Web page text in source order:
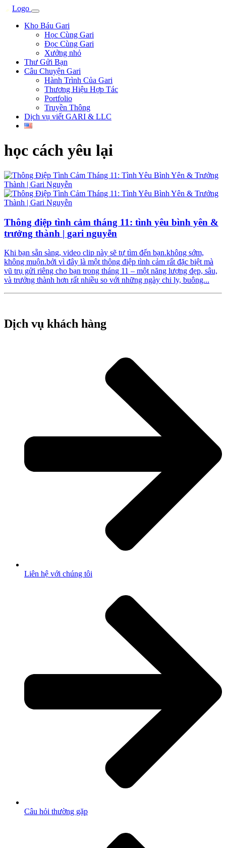
Kho Báu Gari
Học Cùng Gari
Đọc Cùng Gari
Xưởng nhỏ
Thư Gửi Bạn
Câu Chuyện Gari
Hành Trình Của Gari
Thương Hiệu Hợp Tác
Portfolio
Truyền Thông
Dịch vụ viết GARI & LLC
học cách yêu lại
Thông điệp tình cảm tháng 11: tình yêu bình yên &
trưởng thành | gari nguyễn
Khi bạn sẵn sàng, video clip này sẽ tự tìm đến bạn.không sớm,
không muộn.bởi vì đây là một thông điệp tình cảm rất đặc biệt mà
vũ trụ gửi riêng cho bạn trong tháng 11 – một năng lượng đẹp, sâu,
và trưởng thành hơn rất nhiều so với những ngày chi ly, buông...
Dịch vụ khách hàng
Liên hệ với chúng tôi
Câu hỏi thường gặp